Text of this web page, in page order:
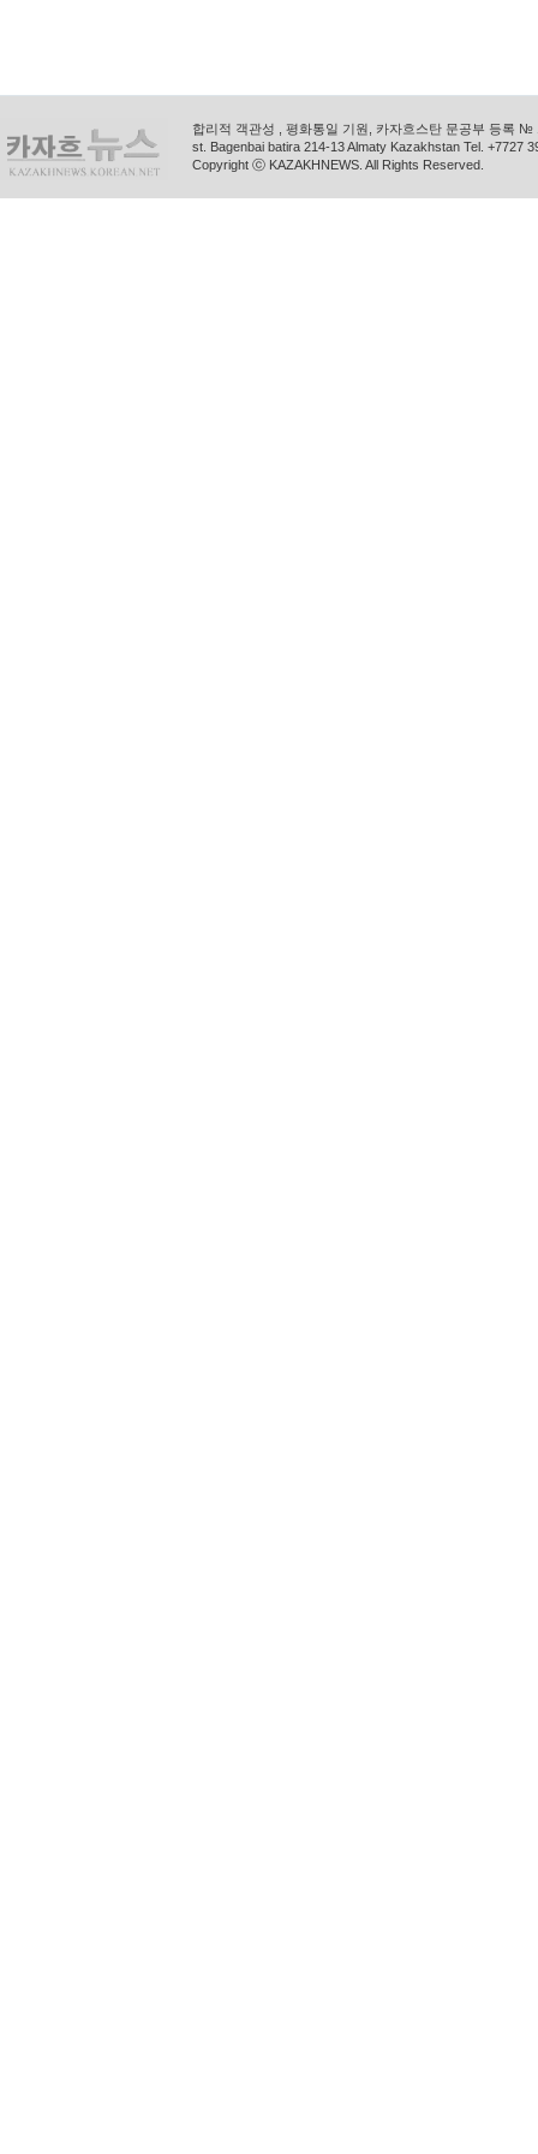
합리적 객관성 , 평화통일 기원, 카자흐스탄 문공부 등록
st. Bagenbai batira 214-13 Almaty Kazakhstan Tel. +7727
Copyright ⓒ KAZAKHNEWS. All Rights Reserved.